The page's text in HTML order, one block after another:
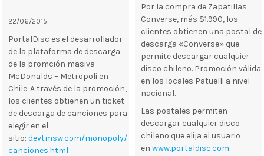
Por la compra de Zapatillas
Converse, más $1.990, los
clientes obtienen una postal de
descarga «Converse» que
permite descargar cualquier
disco chileno. Promoción válida
en los locales Patuelli a nivel
nacional.
Las postales permiten
descargar cualquier disco
chileno que elija el usuario
en www.portaldisc.com
22/06/2015
PortalDisc es el desarrollador
de la plataforma de descarga
de la promción masiva
McDonalds – Metropoli en
Chile. A través de la promoción,
los clientes obtienen un ticket
de descarga de canciones para
elegir en el
sitio:devtmsw.com/monopoly/
canciones.html